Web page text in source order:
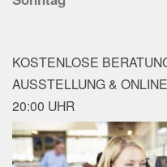
KOSTENLOSE
AUSSTELLUNG &
20:00 UHR